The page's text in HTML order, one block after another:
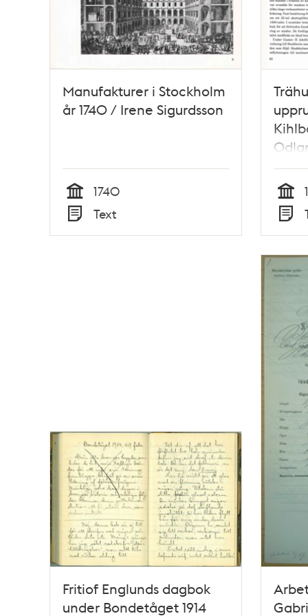
Manufakturer i Stockholm
år 1740 / Irene Sigurdsson
Tid
1740
Typ
Text Tid
Typ
Fritiof Englunds dagbok
under Bondetåget 1914